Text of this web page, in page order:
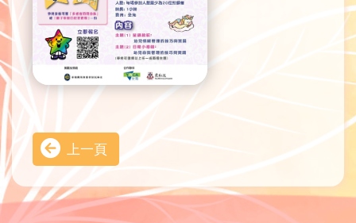
上一頁